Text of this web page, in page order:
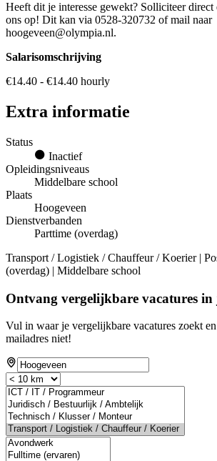
Heeft dit je interesse gewekt? Solliciteer direct
ons op! Dit kan via 0528-320732 of mail naar
hoogeveen@olympia.nl.
Salarisomschrijving
€14.40 - €14.40 hourly
Extra informatie
Status
Inactief
Opleidingsniveaus
Middelbare school
Plaats
Hoogeveen
Dienstverbanden
Parttime (overdag)
Transport / Logistiek / Chauffeur / Koerier |
(overdag) | Middelbare school
Ontvang vergelijkbare vacatures in
Vul in waar je vergelijkbare vacatures zoekt
mailadres niet!